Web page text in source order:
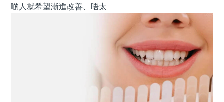
啲人就希望漸進改善、唔太